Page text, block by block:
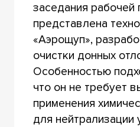
заседания рабочей
представлена
«Аэрощуп»,
очистки донных
Особенностью
что он не требует
применения
для нейтрализации